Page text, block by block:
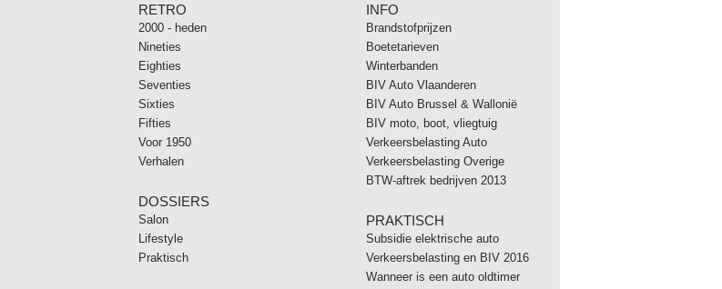
RETRO
2000 - heden
Nineties
Eighties
Seventies
Sixties
Fifties
Voor 1950
Verhalen
DOSSIERS
Salon
Lifestyle
Praktisch
INFO
Brandstofprijzen
Boetetarieven
Winterbanden
BIV Auto Vlaanderen
BIV Auto Brussel & Wallonië
BIV moto, boot, vliegtuig
Verkeersbelasting Auto
Verkeersbelasting Overige
BTW-aftrek bedrijven 2013
PRAKTISCH
Subsidie elektrische auto
Verkeersbelasting en BIV 2016
Wanneer is een auto oldtimer